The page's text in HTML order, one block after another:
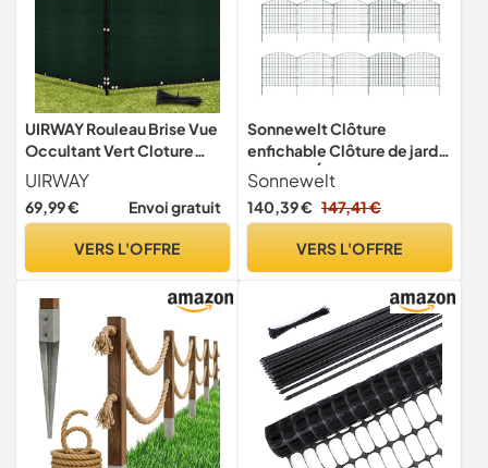
UIRWAY Rouleau Brise Vue
Occultant Vert Cloture
1,22m x 15,24m, 170g/m²
HDPE Toile Traité Anti-UV
avec Fixation Liens pour
Balcon（Vert）
UIRWAY
69,99 € Envoi gratuit
VERS L'OFFRE
Sonnewelt Clôture
enfichable Clôture de jardin
en métal Éléments de
clôture Enclos d’animaux
Clôture extérieure pour
clôture 18 barres de fixation
Sonnewelt
140,39 € 147,41 €
VERS L'OFFRE